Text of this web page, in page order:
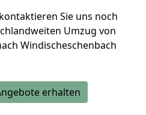
Sie uns noch
Umzug von
Windischeschenbach
erhalten